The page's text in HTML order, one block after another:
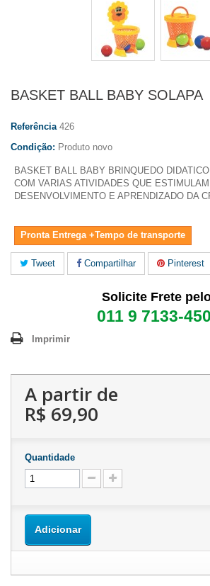
BASKET BALL BABY SOLAPA
Referência 426
Condição: Produto novo
BASKET BALL BABY BRINQUEDO
COM VARIAS ATIVIDADES QUE
DESENVOLVIMENTO E APRENDIZADO DA
Pronta Entrega +Tempo de transporte
Tweet Compartilhar Pinterest
Solicite Frete
011 9 7133-
Imprimir
A partir de
R$ 69,90
Quantidade
Adicionar